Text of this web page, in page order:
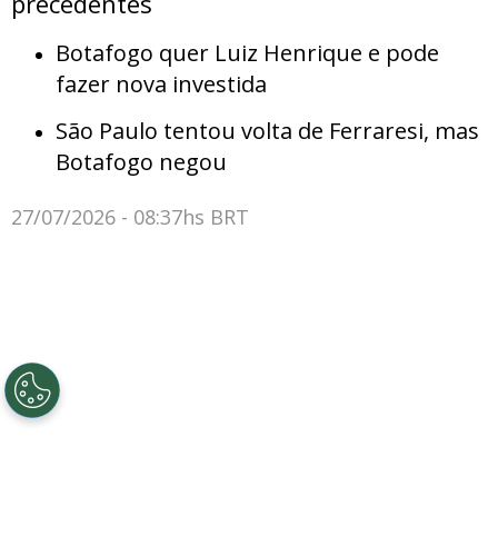
Botafogo quer Luiz Henrique e pode
fazer nova investida
São Paulo tentou volta de Ferraresi, mas
Botafogo negou
27/07/2026 - 08:37hs BRT